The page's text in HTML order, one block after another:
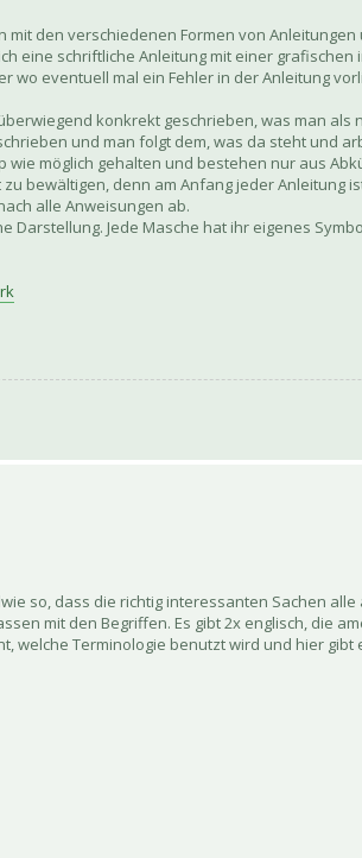
den verschiedenen Formen von Anleitungen
eine schriftliche Anleitung mit einer
eventuell mal ein Fehler in der Anleitung
konkrekt geschrieben, was man als
und man folgt dem, was da steht und
möglich gehalten und bestehen nur aus
bewältigen, denn am Anfang jeder Anleitung
alle Anweisungen ab.
Darstellung. Jede Masche hat ihr eigenes
so, dass die richtig interessanten Sachen
mit den Begriffen. Es gibt 2x englisch, die
welche Terminologie benutzt wird und hier